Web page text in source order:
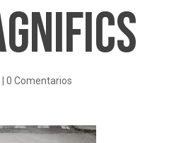
0 Comentarios